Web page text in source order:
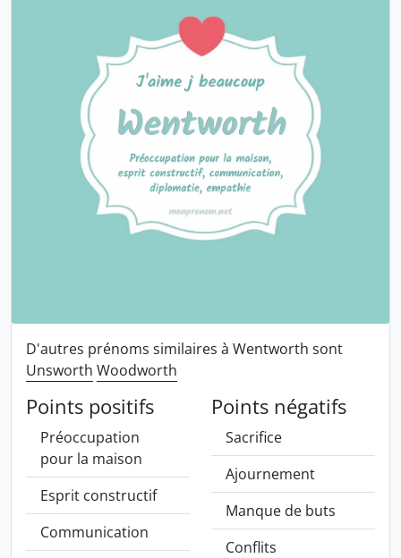
D'autres prénoms similaires à Wentworth sont
Unsworth Woodworth
Points positifs
Préoccupation
pour la maison
Esprit constructif
Communication
Points négatifs
Sacrifice
Ajournement
Manque de buts
Conflits